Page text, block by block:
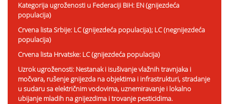
Kategorija ugroženosti u Federaciji BiH: EN (gnijezdeća
populacija)
Crvena lista Srbije: LC (gnijezdeća populacija); LC (negnijezdeća
populacija)
Crvena lista Hrvatske: LC (gnijezdeća populacija)
Uzrok ugroženosti: Nestanak i isušivanje vlažnih travnjaka i
močvara, rušenje gnijezda na objektima i infrastrukturi, stradanje
u sudaru sa električnim vodovima, uznemiravanje i lokalno
ubijanje mladih na gnijezdima i trovanje pesticidima.